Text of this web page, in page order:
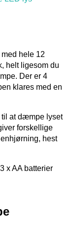
hele 12
helt ligesom du
Der er 4
klares med en
at dæmpe lyset
forskellige
hest
x AA batterier